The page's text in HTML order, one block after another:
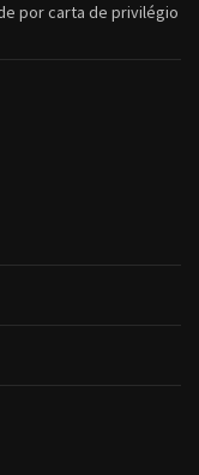
por carta de privilégio